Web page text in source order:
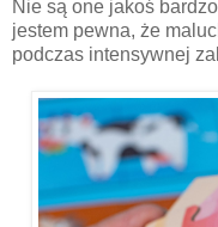
Nie są one jakoś
jestem pewna, że
podczas intensywnej